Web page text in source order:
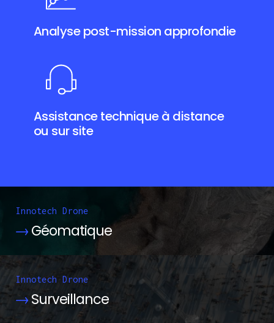
Analyse post-mission approfondie
Assistance technique à distance
ou sur site
Innotech Drone
Géomatique
Innotech Drone
Surveillance